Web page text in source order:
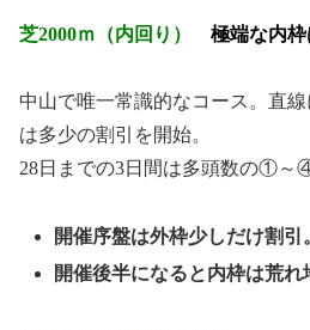
芝2000ｍ（内回り） 極端な内枠
中山で唯一常識的なコース。直
は多少の割引を開始。
28日までの3日間は多頭数の①～
開催序盤は外枠少しだけ割引
開催後半になると内枠は荒れ